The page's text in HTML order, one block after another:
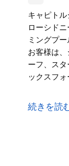
キャピト
ローシド
ミングプ
お客様は
ーフ、ス
ックスフ
ローシド
ミングプ
続きを読